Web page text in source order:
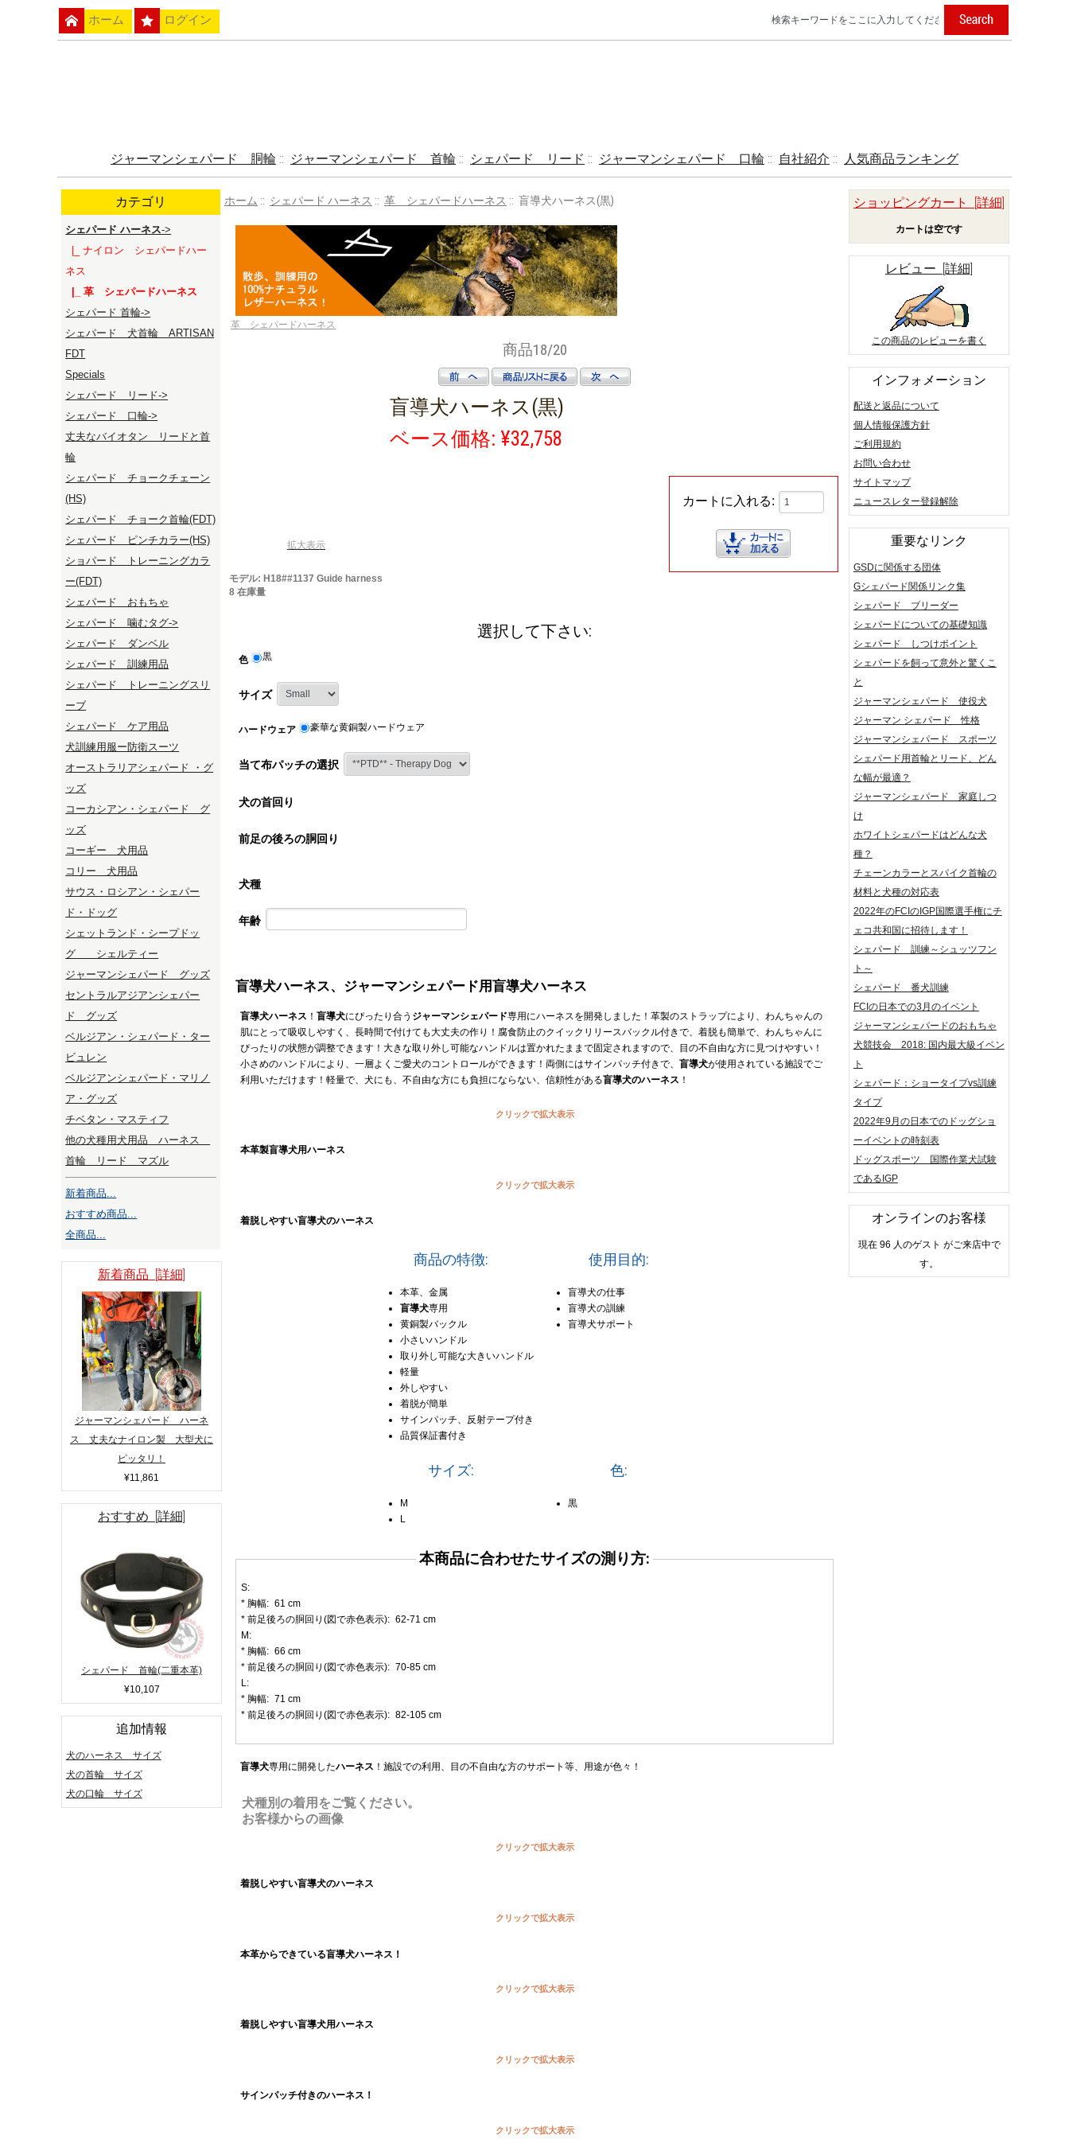
ホーム ログイン
ジャーマンシェパード 胴輪 :: ジャーマンシェパード 首輪 :: シェパード リード :: ジャーマンシェパード 口輪 :: 自社紹介 :: 人気商品ランキング
カテゴリ
シェパード ハーネス->
|_ ナイロン シェパードハー
ネス
|_ 革 シェパードハーネス
シェパード 首輪->
シェパード 犬首輪 ARTISAN
FDT
Specials
シェパード リード->
シェパード 口輪->
丈夫なバイオタン リードと首
輪
シェパード チョークチェーン
(HS)
シェパード チョーク首輪(FDT)
シェパード ピンチカラー(HS)
ショパード トレーニングカラ
ー(FDT)
シェパード おもちゃ
シェパード 噛むタグ->
シェパード ダンベル
シェパード 訓練用品
シェパード トレーニングスリ
ーブ
シェパード ケア用品
犬訓練用服ー防衛スーツ
オーストラリアシェパード ・グ
ッズ
コーカシアン・シェパード グ
ッズ
コーギー 犬用品
コリー 犬用品
サウス・ロシアン・シェパー
ド・ドッグ
シェットランド・シープドッ
グ シェルティー
ジャーマンシェパード グッズ
セントラルアジアンシェパー
ド グッズ
ベルジアン・シェパード・ター
ビュレン
ベルジアンシェパード・マリノ
ア・グッズ
チベタン・マスティフ
他の犬種用犬用品 ハーネス
首輪 リード マズル
新着商品...
おすすめ商品...
全商品...
新着商品 [詳細]
ジャーマンシェパード ハーネ
ス 丈夫なナイロン製 大型犬に
ピッタリ！
¥11,861
おすすめ [詳細]
シェパード 首輪(二重本革)
¥10,107
追加情報
犬のハーネス サイズ
犬の首輪 サイズ
犬の口輪 サイズ
ホーム :: シェパード ハーネス :: 革 シェパードハーネス :: 盲導犬ハーネス(黒)
革 シェパードハーネス
商品18/20
拡大表示
盲導犬ハーネス(黒)
ベース価格: ¥32,758
カートに入れる:
モデル: H18##1137 Guide harness
8 在庫量
選択して下さい:
色 黒
サイズ
ハードウェア 豪華な黄銅製ハードウェア
当て布パッチの選択
犬の首回り
前足の後ろの胴回り
犬種
年齢
盲導犬ハーネス、ジャーマンシェパード用盲導犬ハーネス
盲導犬ハーネス ！ 盲導犬にぴったり合う ジャーマンシェパード専用にハーネスを開発しました！革製のストラップにより、わんちゃんの
肌にとって吸収しやすく、長時間で付けても大丈夫の作り！腐食防止のクイックリリースバックル付きで、着脱も簡単で、わんちゃんに
ぴったりの状態が調整できます！大きな取り外し可能なハンドルは置かれたままで固定されますので、目の不自由な方に見つけやすい！
小さめのハンドルにより、一層よくご愛犬のコントロールができます！両側にはサインパッチ付きで、 盲導犬が使用されている施設でご
利用いただけます！軽量で、犬にも、不自由な方にも負担にならない、信頼性がある盲導犬のハーネス ！
クリックで拡大表示
本革製盲導犬用ハーネス
クリックで拡大表示
着脱しやすい盲導犬のハーネス
商品の特徴:
本革、金属
盲導犬専用
黄銅製バックル
小さいハンドル
取り外し可能な大きいハンドル
軽量
外しやすい
着脱が簡単
サインパッチ、反射テープ付き
品質保証書付き
使用目的:
盲導犬の仕事
盲導犬の訓練
盲導犬サポート
サイズ:
M
L
色:
黒
本商品に合わせたサイズの測り方:
S:
* 胸幅: 61 cm
* 前足後ろの胴回り(図で赤色表示): 62-71 cm
M:
* 胸幅: 66 cm
* 前足後ろの胴回り(図で赤色表示): 70-85 cm
L:
* 胸幅: 71 cm
* 前足後ろの胴回り(図で赤色表示): 82-105 cm
盲導犬専用に開発したハーネス ！施設での利用、目の不自由な方のサポート等、用途が色々！
犬種別の着用をご覧ください。
お客様からの画像
クリックで拡大表示
着脱しやすい盲導犬のハーネス
クリックで拡大表示
本革からできている盲導犬ハーネス！
クリックで拡大表示
着脱しやすい盲導犬用ハーネス
クリックで拡大表示
サインパッチ付きのハーネス！
クリックで拡大表示
ショッピングカート [詳細]
カートは空です
レビュー [詳細]
この商品のレビューを書く
インフォメーション
配送と返品について
個人情報保護方針
ご利用規約
お問い合わせ
サイトマップ
ニュースレター登録解除
重要なリンク
GSDに関係する団体
Gシェパード関係リンク集
シェパード ブリーダー
シェパードについての基礎知識
シェパード しつけポイント
シェパードを飼って意外と驚くこ
と
ジャーマンシェパード 使役犬
ジャーマン シェパード 性格
ジャーマンシェパード スポーツ
シェパード用首輪とリード、どん
な幅が最適？
ジャーマンシェパード 家庭しつ
け
ホワイトシェパードはどんな犬
種？
チェーンカラーとスパイク首輪の
材料と犬種の対応表
2022年のFCIのIGP国際選手権にチ
ェコ共和国に招待します！
シェパード 訓練～シュッツフン
ト～
シェパード 番犬訓練
FCIの日本での3月のイベント
ジャーマンシェパードのおもちゃ
犬競技会 2018: 国内最大級イベン
ト
シェパード：ショータイプvs訓練
タイプ
2022年9月の日本でのドッグショ
ーイベントの時刻表
ドッグスポーツ 国際作業犬試験
であるIGP
オンラインのお客様
現在 96 人のゲスト がご来店中で
す。